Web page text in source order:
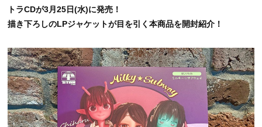
トラCDが3月25日(水)に発売！
描き下ろしのLPジャケットが目を引く本商品を開封紹介！